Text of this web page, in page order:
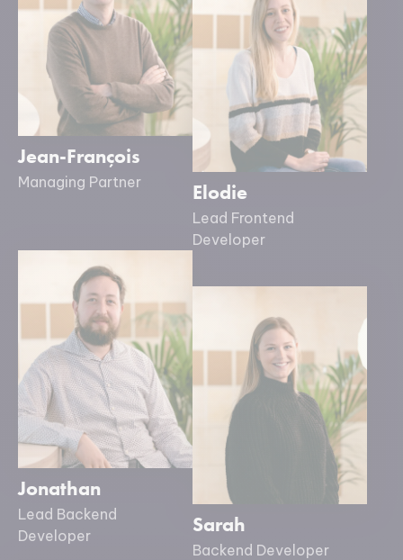
Jean-François
Managing Partner Elodie
Lead Frontend
Developer
Jonathan
Lead Backend
Developer
Sarah
Backend Developer